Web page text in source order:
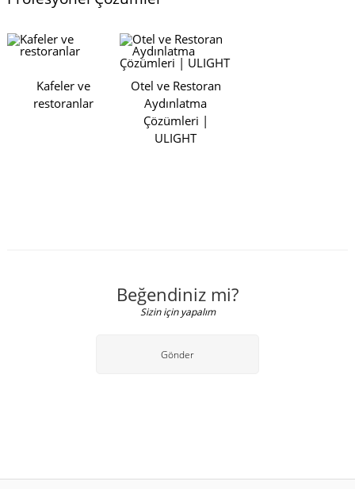
Kafeler ve
restoranlar
Otel ve Restoran
Aydınlatma
Çözümleri |
ULIGHT
Beğendiniz mi?
Sizin için yapalım
Gönder